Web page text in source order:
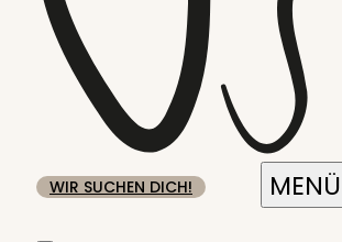
WIR SUCHEN DICH!